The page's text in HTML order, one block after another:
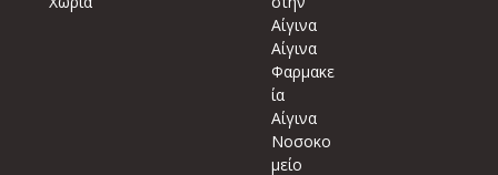
Αίγινα
Αίγινα
Φαρμακε
ία
Αίγινα
Νοσοκο
μείο